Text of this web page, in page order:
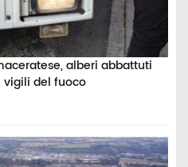
alberi abbattuti
vigili del fuoco